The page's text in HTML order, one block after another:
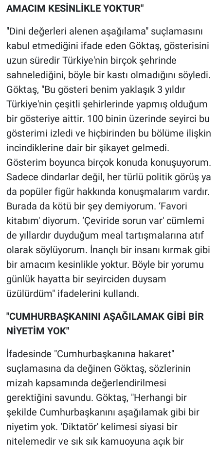
AMACIM KESİNLİKLE YOKTUR"
"Dini değerleri alenen aşağılama" suçlamasını
kabul etmediğini ifade eden Göktaş, gösterisini
uzun süredir Türkiye'nin birçok şehrinde
sahnelediğini, böyle bir kastı olmadığını söyledi.
Göktaş, "Bu gösteri benim yaklaşık 3 yıldır
Türkiye'nin çeşitli şehirlerinde yapmış olduğum
bir gösteriye aittir. 100 binin üzerinde seyirci bu
gösterimi izledi ve hiçbirinden bu bölüme ilişkin
incindiklerine dair bir şikayet gelmedi.
Gösterim boyunca birçok konuda konuşuyorum.
Sadece dindarlar değil, her türlü politik görüş ya
da popüler figür hakkında konuşmalarım vardır.
Burada da kötü bir şey demiyorum. ‘Favori
kitabım' diyorum. ‘Çeviride sorun var' cümlemi
de yıllardır duyduğum meal tartışmalarına atıf
olarak söylüyorum. İnançlı bir insanı kırmak gibi
bir amacım kesinlikle yoktur. Böyle bir yorumu
günlük hayatta bir seyirciden duysam
üzülürdüm" ifadelerini kullandı.
"CUMHURBAŞKANINI AŞAĞILAMAK GİBİ BİR
NİYETİM YOK"
İfadesinde "Cumhurbaşkanına hakaret"
suçlamasına da değinen Göktaş, sözlerinin
mizah kapsamında değerlendirilmesi
gerektiğini savundu. Göktaş, "Herhangi bir
şekilde Cumhurbaşkanını aşağılamak gibi bir
niyetim yok. ‘Diktatör' kelimesi siyasi bir
nitelemedir ve sık sık kamuoyuna açık bir